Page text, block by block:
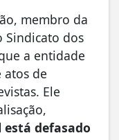
membro da
Sindicato dos
a entidade
atos de
Ele
defasado